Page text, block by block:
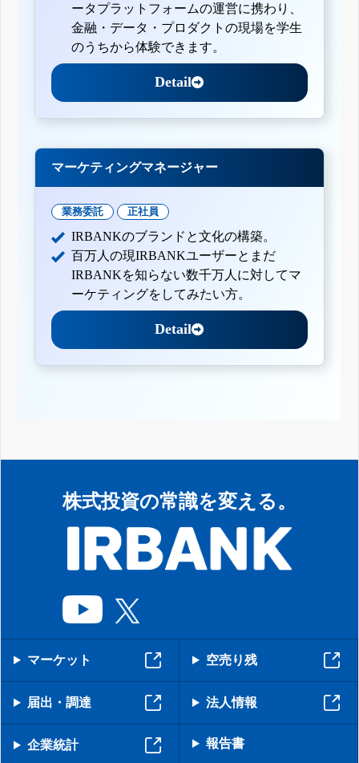
ータプラットフォームの運営に携わり、
金融・データ・プロダクトの現場を学生
のうちから体験できます。
Detail
マーケティングマネージャー
業務委託 正社員
IRBANKのブランドと文化の構築。
百万人の現IRBANKユーザーとまだ
IRBANKを知らない数千万人に対してマ
ーケティングをしてみたい方。
Detail
株式投資の常識を変える。
マーケット 空売り残
届出・調達 法人情報
企業統計 報告書